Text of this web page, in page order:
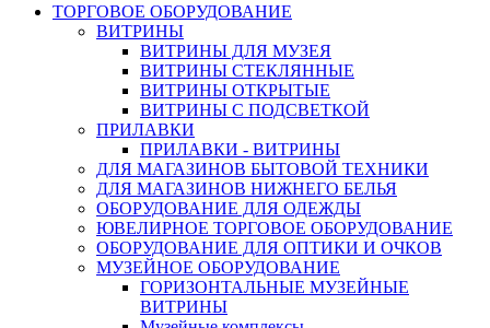
ТОРГОВОЕ ОБОРУДОВАНИЕ
ВИТРИНЫ
ВИТРИНЫ ДЛЯ МУЗЕЯ
ВИТРИНЫ СТЕКЛЯННЫЕ
ВИТРИНЫ ОТКРЫТЫЕ
ВИТРИНЫ С ПОДСВЕТКОЙ
ПРИЛАВКИ
ПРИЛАВКИ - ВИТРИНЫ
ДЛЯ МАГАЗИНОВ БЫТОВОЙ ТЕХНИКИ
ДЛЯ МАГАЗИНОВ НИЖНЕГО БЕЛЬЯ
ОБОРУДОВАНИЕ ДЛЯ ОДЕЖДЫ
ЮВЕЛИРНОЕ ТОРГОВОЕ ОБОРУДОВАНИЕ
ОБОРУДОВАНИЕ ДЛЯ ОПТИКИ И ОЧКОВ
МУЗЕЙНОЕ ОБОРУДОВАНИЕ
ГОРИЗОНТАЛЬНЫЕ МУЗЕЙНЫЕ
ВИТРИНЫ